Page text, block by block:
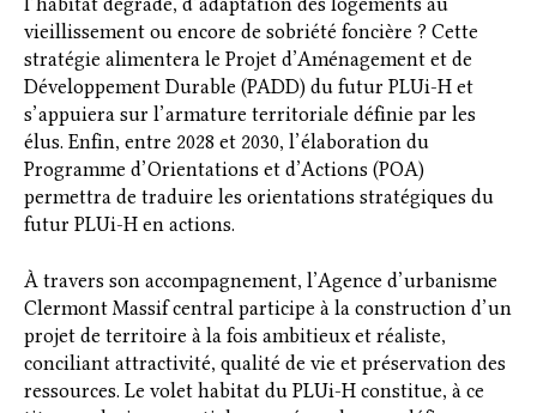
vieillissement ou encore de sobriété foncière ? Cette
stratégie alimentera le Projet d’Aménagement et de
Développement Durable (PADD) du futur PLUi-H et
s’appuiera sur l’armature territoriale définie par les
élus. Enfin, entre 2028 et 2030, l’élaboration du
Programme d’Orientations et d’Actions (POA)
permettra de traduire les orientations stratégiques du
futur PLUi-H en actions.
À travers son accompagnement, l’Agence d’urbanisme
Clermont Massif central participe à la construction d’un
projet de territoire à la fois ambitieux et réaliste,
conciliant attractivité, qualité de vie et préservation des
ressources. Le volet habitat du PLUi-H constitue, à ce